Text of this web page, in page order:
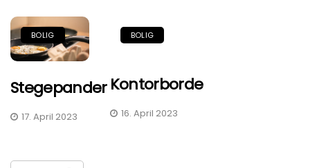
BOLIG
Stegepander
17. April 2023
BOLIG
Kontorborde
16. April 2023